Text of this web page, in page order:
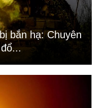
bắn hạ: Chuyên